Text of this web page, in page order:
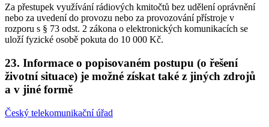
Za přestupek využívání rádiových kmitočtů bez udělení oprávnění
nebo za uvedení do provozu nebo za provozování přístroje v
rozporu s § 73 odst. 2 zákona o elektronických komunikacích se
uloží fyzické osobě pokuta do 10 000 Kč.
23. Informace o popisovaném postupu (o řešení
životní situace) je možné získat také z jiných zdrojů
a v jiné formě
Český telekomunikační úřad